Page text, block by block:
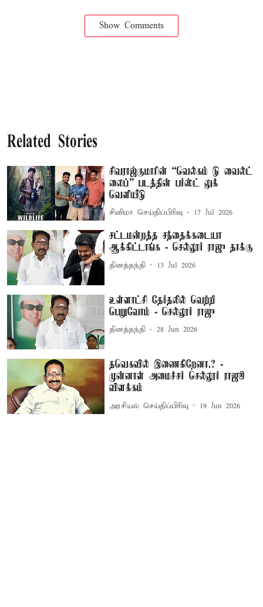
Show Comments
Related Stories
சிவராஜ்குமாரின் “வெல்கம் டு வைல்ட்
லைப்” படத்தின் பர்ஸ்ட் லுக்
வெளியீடு
சினிமா செய்திப்பிரிவு 17 Jul 2026
சட்டமன்றத்த சந்தைக்கடையா
ஆக்கிட்டாங்க - செல்லூர் ராஜு தாக்கு
தினத்தந்தி 13 Jul 2026
உள்ளாட்சி தேர்தலில் வெற்றி
பெறுவோம் - செல்லூர் ராஜு
தினத்தந்தி 28 Jun 2026
தவெகவில் இணைகிறேனா.? -
முன்னாள் அமைச்சர் செல்லூர் ராஜூ
விளக்கம்
அரசியல் செய்திப்பிரிவு 19 Jun 2026